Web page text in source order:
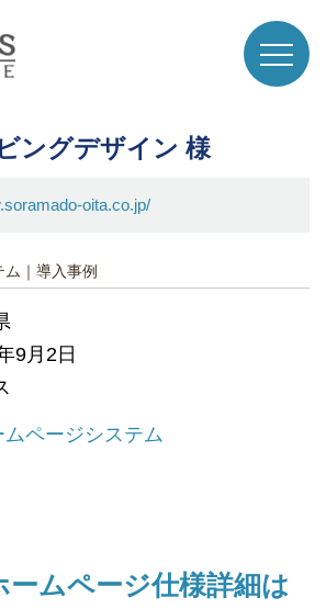
ングデザイン 様
oita.co.jp/
｜導入事例
9月2日
ページシステム
ームページ仕様詳細は